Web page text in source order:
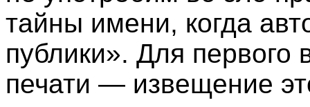
тайны имени, когда
публики». Для
печати — извещение